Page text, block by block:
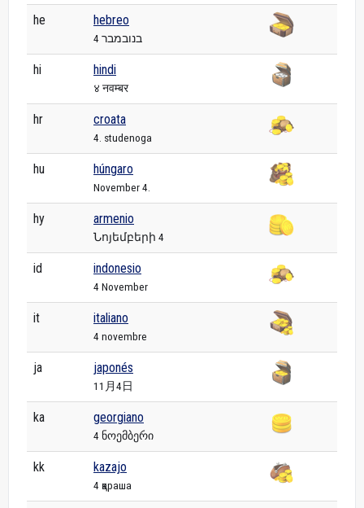
he hebreo
4 בנובמבר
hi hindi
४ नवम्बर
hr croata
4. studenoga
hu húngaro
November 4.
hy armenio
Նոյեմբերի 4
id indonesio
4 November
it italiano
4 novembre
ja japonés
11月4日
ka georgiano
4 ნოემბერი
kk kazajo
4 қараша